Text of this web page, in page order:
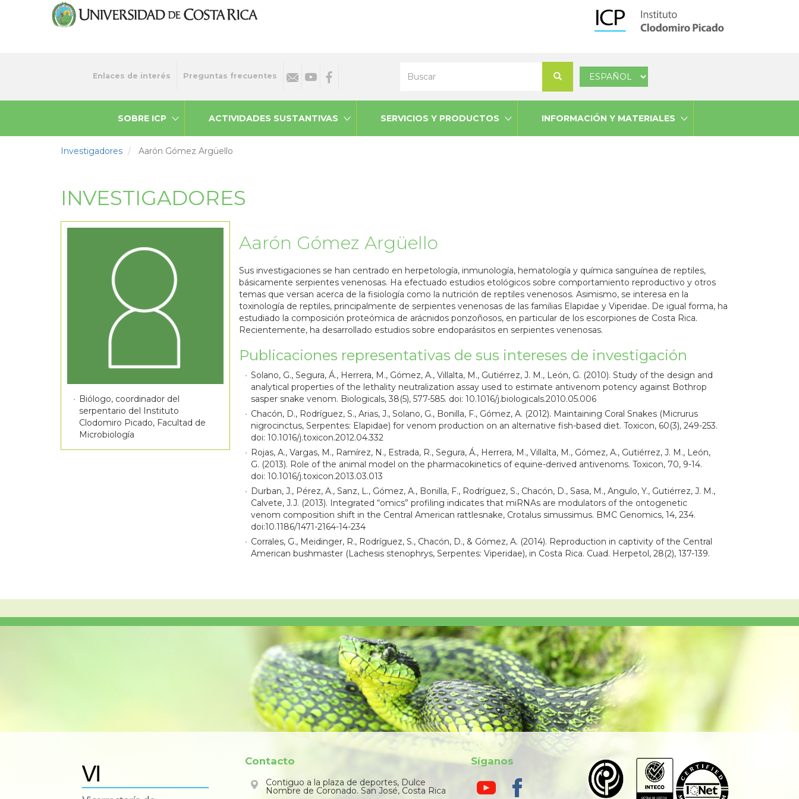
MenuEnlaces de interés Preguntas frecuentes
Buscar
Select
SOBRE ICP ACTIVIDADES SUSTANTIVAS SERVICIOS Y PRODUCTOS INFORMACIÓN Y MATERIALES
Investigadores Aarón Gómez Argüello
INVESTIGADORES
Biólogo, coordinador del
serpentario del Instituto
Clodomiro Picado, Facultad de
Microbiología
Aarón Gómez Argüello
Sus investigaciones se han centrado en herpetología, inmunología, hematología y química sanguínea de reptiles,
básicamente serpientes venenosas. Ha efectuado estudios etológicos sobre comportamiento reproductivo y otros
temas que versan acerca de la fisiología como la nutrición de reptiles venenosos. Asimismo, se interesa en la
toxinología de reptiles, principalmente de serpientes venenosas de las familias Elapidae y Viperidae. De igual forma, ha
estudiado la composición proteómica de arácnidos ponzoñosos, en particular de los escorpiones de Costa Rica.
Recientemente, ha desarrollado estudios sobre endoparásitos en serpientes venenosas.
Publicaciones representativas de sus intereses de investigación
Solano, G., Segura, Á., Herrera, M., Gómez, A., Villalta, M., Gutiérrez, J. M., León, G. (2010). Study of the design and
analytical properties of the lethality neutralization assay used to estimate antivenom potency against Bothrop
sasper snake venom. Biologicals, 38(5), 577-585. doi: 10.1016/j.biologicals.2010.05.006
Chacón, D., Rodríguez, S., Arias, J., Solano, G., Bonilla, F., Gómez, A. (2012). Maintaining Coral Snakes (Micrurus
nigrocinctus, Serpentes: Elapidae) for venom production on an alternative fish-based diet. Toxicon, 60(3), 249-253.
doi: 10.1016/j.toxicon.2012.04.332
Rojas, A., Vargas, M., Ramírez, N., Estrada, R., Segura, Á., Herrera, M., Villalta, M., Gómez, A., Gutiérrez, J. M., León,
G. (2013). Role of the animal model on the pharmacokinetics of equine-derived antivenoms. Toxicon, 70, 9-14.
doi: 10.1016/j.toxicon.2013.03.013
Durban, J., Pérez, A., Sanz, L., Gómez, A., Bonilla, F., Rodríguez, S., Chacón, D., Sasa, M., Angulo, Y., Gutiérrez, J. M.,
Calvete, J.J. (2013). Integrated “omics” profiling indicates that miRNAs are modulators of the ontogenetic
venom composition shift in the Central American rattlesnake, Crotalus simussimus. BMC Genomics, 14, 234.
doi:10.1186/1471-2164-14-234
Corrales, G., Meidinger, R., Rodríguez, S., Chacón, D., & Gómez, A. (2014). Reproduction in captivity of the Central
American bushmaster (Lachesis stenophrys, Serpentes: Viperidae), in Costa Rica. Cuad. Herpetol, 28(2), 137-139.
Contacto
Contiguo a la plaza de deportes, Dulce
Nombre de Coronado. San José, Costa Rica
Síganos